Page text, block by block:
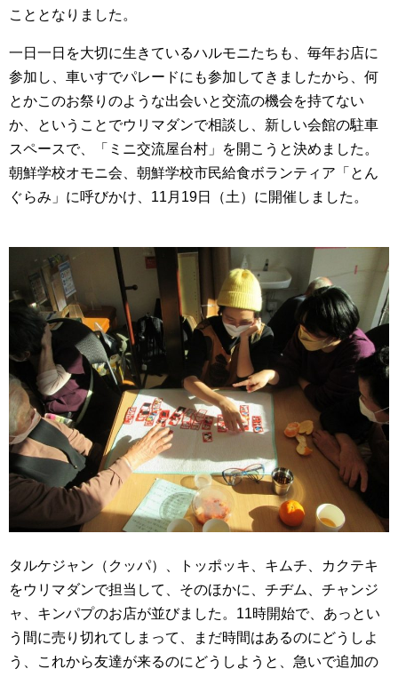
こととなりました。
一日一日を大切に生きているハルモニたちも、毎年お店に
参加し、車いすでパレードにも参加してきましたから、何
とかこのお祭りのような出会いと交流の機会を持てない
か、ということでウリマダンで相談し、新しい会館の駐車
スペースで、「ミニ交流屋台村」を開こうと決めました。
朝鮮学校オモニ会、朝鮮学校市民給食ボランティア「とん
ぐらみ」に呼びかけ、11月19日（土）に開催しました。
タルケジャン（クッパ）、トッポッキ、キムチ、カクテキ
をウリマダンで担当して、そのほかに、チヂム、チャンジ
ャ、キンパプのお店が並びました。11時開始で、あっとい
う間に売り切れてしまって、まだ時間はあるのにどうしよ
う、これから友達が来るのにどうしようと、急いで追加の